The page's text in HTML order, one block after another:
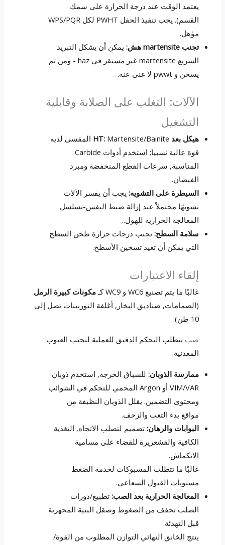
يعتمد الوقت عند درجة الحرارة على سمك
القسم). يجب تنفيذ الحقل PWHT لكل WPS/PQR
مؤهل.
تجنب martensite هش:
يمكن أن يشكل التبريد
السريع martensite غير مستقر في haz - ومن ثم
يسخن و pwwt لا غنى عنه.
الآلات: التغلب على الصلابة وقابلية
التشغيل
هيكل بعد HT:
Martensite/Bainite المقسى لديه
قوة عالية نسبيا; استخدم أدوات Carbide
المناسبة, سرعات القطع المنخفضة ومبرد
الفيضان.
السيطرة على التشويه:يجب أن يفسر الآلات
تشويهًا محتملاً عند إزالة ضبط النفس-تسلسل
المعالجة الحرارية للهول..
سلامة السطح:تجنب درجات حرارة طحن السطح
التي يمكن أن تعيد تسخين الأسطح.
إلقاء الاعتبارات
غالبًا ما يتم تصنيع WC6 و WC9 كـ
مكونات كبيرة الرمل
(الصمامات, صناديق البخار, أغلفة التوربينات تصل إلى
10 طن).
صب يتطلب التحكم الدقيق للعملية لتجنب العيوب
المعدنية.
ممارسة الذوبان:للسباق الحرجة, استخدم ذوبان
VIM/VAR أو Argon المحمي للتحكم في الشوائب
ومحتوى التضمين. يقلل الذوبان النظيفة من
مواقع بدء التعب والزحف.
البوابات والرهان:تصميم لتصلب الاتجاه, التغذية
الكافية والقشعريرة للقضاء على مسامية
الانكماش.
غالبًا ما تتطلب المسبوكات لخدمة الضغط
مستويات القبول الشعاعي.
المعالجة الحرارية بعد الصب:تطبيع/دورات
الصلب تخفف من الضغوط وصقل البنية المجهرية
قبل التهدئة.
ينتج الخانق النهائي التوازن المطلوب من القوة/